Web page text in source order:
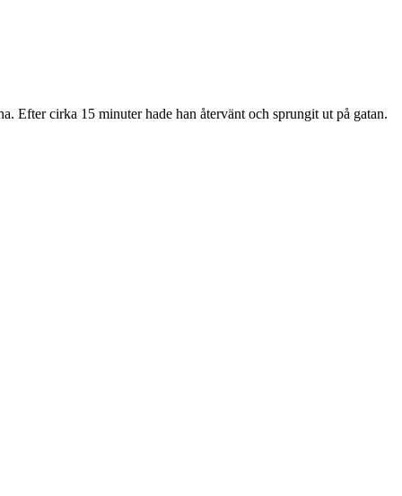
Efter cirka 15 minuter hade han återvänt och sprungit ut på gatan.